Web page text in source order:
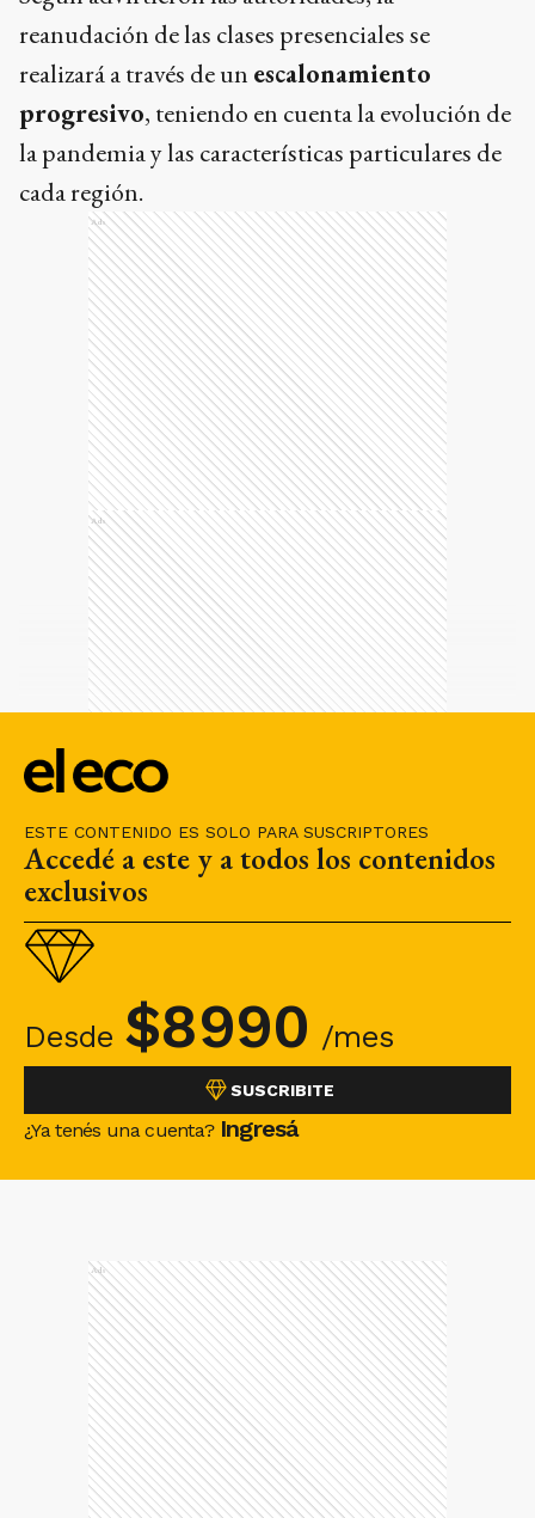
ESTE CONTENIDO ES SOLO PARA SUSCRIPTORES
Accedé a este y a todos los contenidos
exclusivos
Desde $8990 /mes
SUSCRIBITE
¿Ya tenés una cuenta? Ingresá
reanudación de las clases presenciales se
realizará a través de un escalonamiento
progresivo, teniendo en cuenta la evolución de
la pandemia y las características particulares de
cada región.
Ads
Ads
Ads